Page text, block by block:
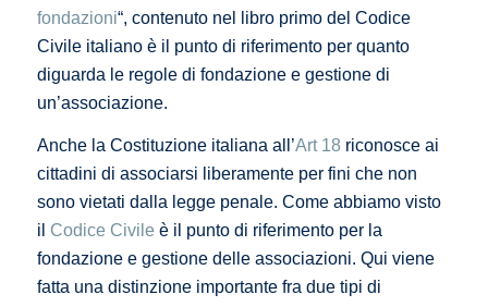
fondazioni“, contenuto nel libro primo del Codice
Civile italiano è il punto di riferimento per quanto
diguarda le regole di fondazione e gestione di
un’associazione.
Anche la Costituzione italiana all’Art 18 riconosce ai
cittadini di associarsi liberamente per fini che non
sono vietati dalla legge penale. Come abbiamo visto
il Codice Civile è il punto di riferimento per la
fondazione e gestione delle associazioni. Qui viene
fatta una distinzione importante fra due tipi di